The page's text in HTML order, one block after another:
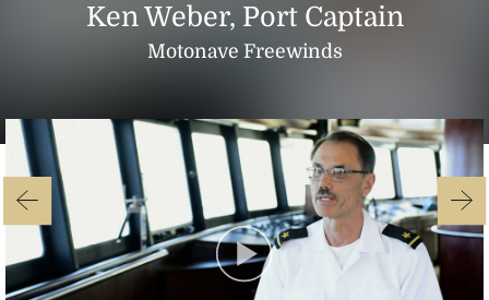
Ken Weber, Port Captain
Motonave Freewinds
Play